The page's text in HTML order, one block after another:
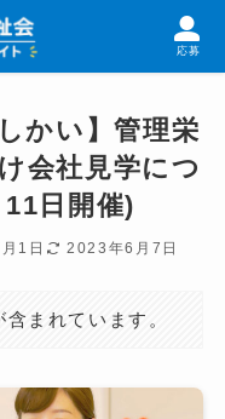
応募
かい】管理栄
会社見学につ
日開催)
1日 2023年6月7日
まれています。